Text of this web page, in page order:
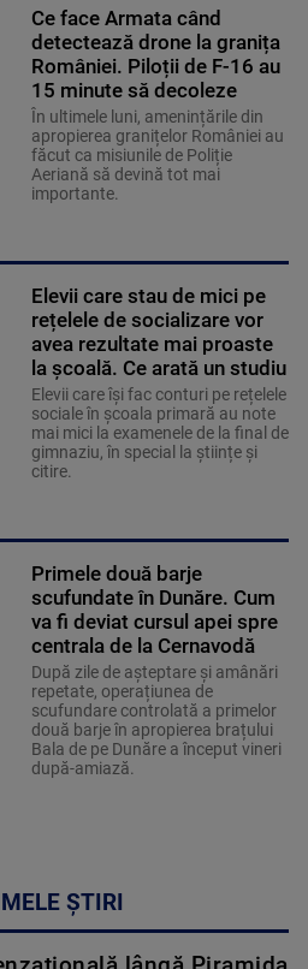
Ce face Armata când
detectează drone la granița
României. Piloții de F-16 au
15 minute să decoleze
În ultimele luni, amenințările din
apropierea granițelor României au
făcut ca misiunile de Poliție
Aeriană să devină tot mai
importante.
Elevii care stau de mici pe
rețelele de socializare vor
avea rezultate mai proaste
la școală. Ce arată un studiu
Elevii care îşi fac conturi pe rețelele
sociale în școala primară au note
mai mici la examenele de la final de
gimnaziu, în special la științe și
citire.
Primele două barje
scufundate în Dunăre. Cum
va fi deviat cursul apei spre
centrala de la Cernavodă
După zile de așteptare și amânări
repetate, operațiunea de
scufundare controlată a primelor
două barje în apropierea brațului
Bala de pe Dunăre a început vineri
după-amiază.
ȘTIRI